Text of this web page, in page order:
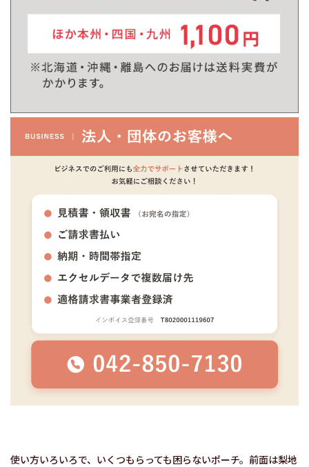
使い方いろいろで、いくつもらっても困らないポーチ。前面は梨地